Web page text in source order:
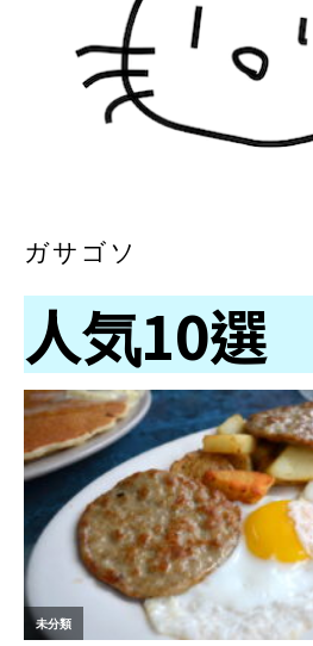
ガサゴソ
人気10選